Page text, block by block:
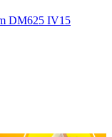
DM625 IV15